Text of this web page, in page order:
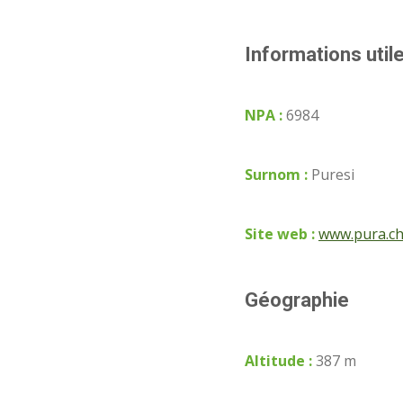
Informations
NPA :6984
Surnom : Puresi
Site web :www.pura.ch
Géographie
Altitude :387 m